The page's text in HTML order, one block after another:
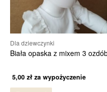
Dla dziewczynki
Biała opaska z mixem 3
5,00 zł za wypożyczenie